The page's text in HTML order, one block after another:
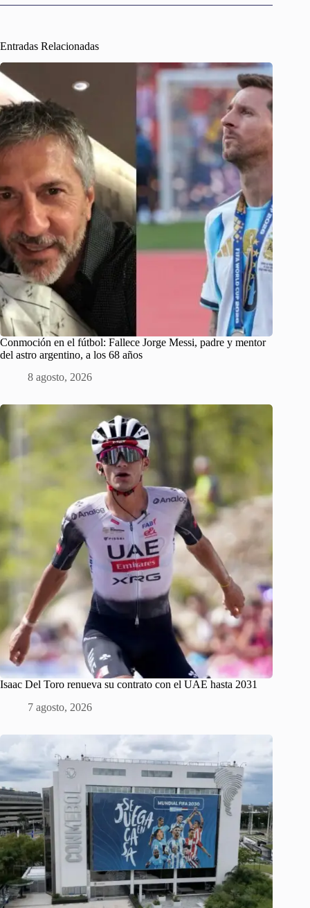
Entradas Relacionadas
Conmoción en el fútbol: Fallece Jorge Messi, padre y mentor
del astro argentino, a los 68 años
8 agosto, 2026
Isaac Del Toro renueva su contrato con el UAE hasta 2031
7 agosto, 2026